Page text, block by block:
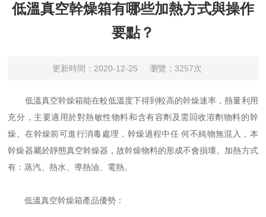
低溫真空幹燥箱有哪些加熱方式與操作
要點？
更新時間：2020-12-25 瀏覽：3257次
低溫真空幹燥箱能在較低溫度下得到較高的幹燥速率，熱量利用
充分，主要適用於對熱敏性物料和含有容劑及需回收溶劑物料的幹
燥。在幹燥前可進行消毒處理，幹燥過程中任 何不純物無混入，本
幹燥器屬於靜態真空幹燥器，故幹燥物料的形成不會損壞。加熱方式
有：蒸汽、熱水、導熱油、電熱。
低溫真空幹燥箱產品優勢：